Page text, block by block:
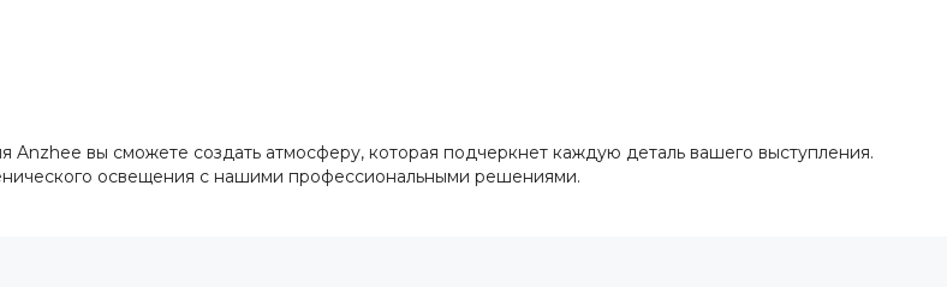
вы сможете создать атмосферу, которая подчеркнет каждую деталь вашего выступления.
освещения с нашими профессиональными решениями.